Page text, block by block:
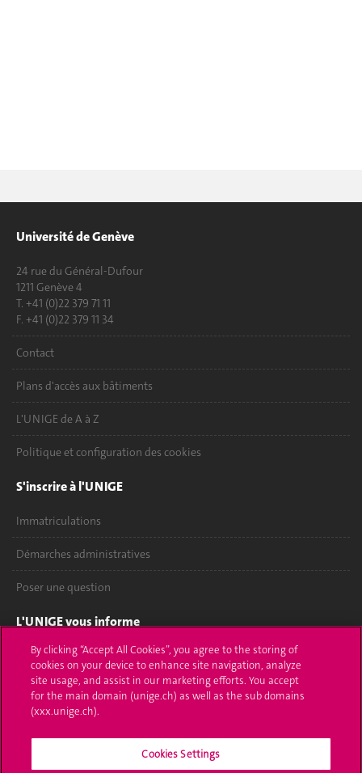
Université de Genève
24 rue du Général-Dufour
1211 Genève 4
T. +41 (0)22 379 71 11
F. +41 (0)22 379 11 34
Contact
Plans d'accès aux bâtiments
L'UNIGE de A à Z
Politique et configuration des cookies
S'inscrire à l'UNIGE
Immatriculations
Démarches administratives
Poser une question
L'UNIGE vous informe
UNIGE Mobile
Médias
Offres d'emploi
By clicking “Accept All Cookies”, you agree to the storing of
cookies on your device to enhance site navigation, analyze
site usage, and assist in our marketing efforts. You accept
for the main domain (unige.ch) as well as the sub domains
(xxx.unige.ch).
Cookies Settings